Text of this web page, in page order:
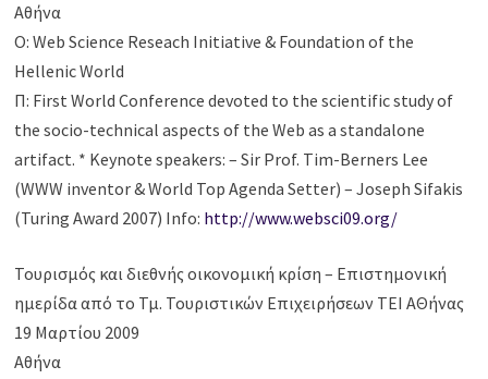
Αθήνα
Ο: Web Science Reseach Initiative & Foundation of the
Hellenic World
Π: First World Conference devoted to the scientific study of
the socio-technical aspects of the Web as a standalone
artifact. * Keynote speakers: – Sir Prof. Tim-Berners Lee
(WWW inventor & World Top Agenda Setter) – Joseph Sifakis
(Turing Award 2007) Info: http://www.websci09.org/
Τουρισμός και διεθνής οικονομική κρίση – Επιστημονική
ημερίδα από το Τμ. Τουριστικών Επιχειρήσεων ΤΕΙ ΑΘήνας
19 Μαρτίου 2009
Αθήνα